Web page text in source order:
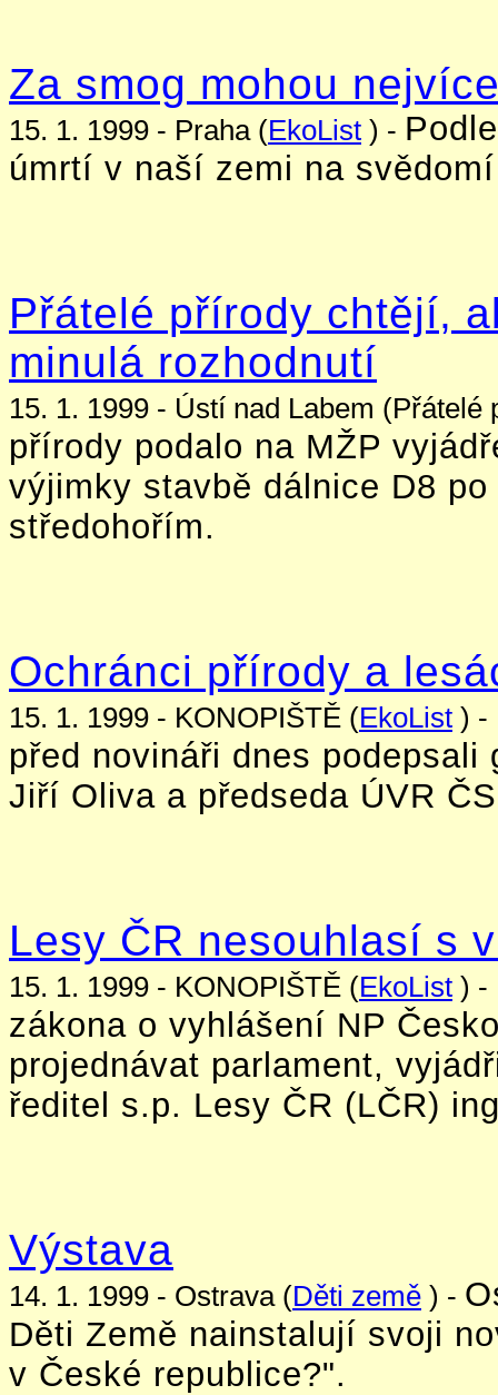
Za smog mohou
15. 1. 1999 - Praha (EkoList ) -
úmrtí v naší zemi na
Přátelé přírody chtějí,
minulá rozhodnutí
15. 1. 1999 - Ústí nad Labem
přírody podalo na MŽP
výjimky stavbě dálnice D8
středohořím.
Ochránci přírody a
15. 1. 1999 - KONOPIŠTĚ (EkoList ) -
před novináři dnes
Jiří Oliva a předseda ÚVR
Lesy ČR nesouhlasí s
15. 1. 1999 - KONOPIŠTĚ (EkoList ) -
zákona o vyhlášení NP
projednávat parlament,
ředitel s.p. Lesy ČR (LČR)
Výstava
14. 1. 1999 - Ostrava (Děti země ) -
Děti Země nainstalují svoji
v České republice?".